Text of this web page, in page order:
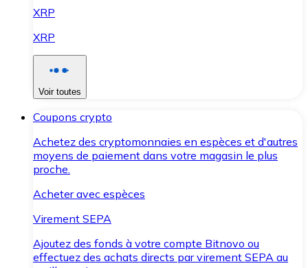
XRP
XRP
Voir toutes
Coupons crypto
Achetez des cryptomonnaies en espèces et d'autres
moyens de paiement dans votre magasin le plus
proche.
Acheter avec espèces
Virement SEPA
Ajoutez des fonds à votre compte Bitnovo ou
effectuez des achats directs par virement SEPA au